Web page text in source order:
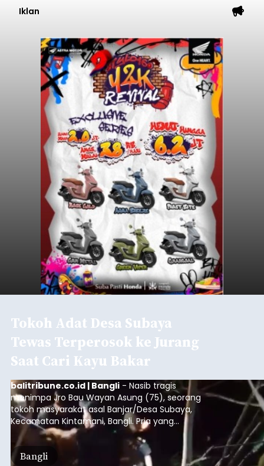
Iklan
Tokoh Adat Desa Subaya
Tewas Terperosok ke Jurang
Saat Cari Kayu Bakar
balitribune.co.id | Bangli - Nasib tragis
menimpa Jro Bau Wayan Asung (75), seorang
tokoh masyarakat asal Banjar/Desa Subaya,
Kecamatan Kintamani, Bangli. Pria yang
menjabat dalam struktur kepemimpinan adat
Ulu Apadtersebut ditemukan meninggal dunia
setelah terperosok ke jurang sedalam kurang
Bangli